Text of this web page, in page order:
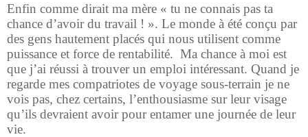
Enfin comme dirait ma mère « tu ne connais pas ta
chance d’avoir du travail ! ». Le monde à été conçu par
des gens hautement placés qui nous utilisent comme
puissance et force de rentabilité. Ma chance à moi est
que j’ai réussi à trouver un emploi intéressant. Quand je
regarde mes compatriotes de voyage sous-terrain je ne
vois pas, chez certains, l’enthousiasme sur leur visage
qu’ils devraient avoir pour entamer une journée de leur
vie.